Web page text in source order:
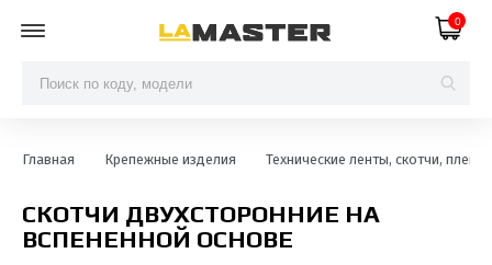
0
Главная Крепежные изделия Технические ленты, скотчи, пленки
СКОТЧИ ДВУХСТОРОННИЕ НА
ВСПЕНЕННОЙ ОСНОВЕ